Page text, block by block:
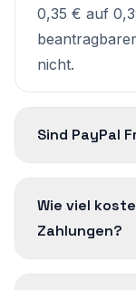
0,35 € auf
nicht.
Sind PayPal
Wie viel
Zahlungen?